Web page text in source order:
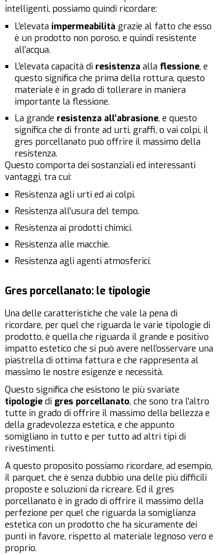
intelligenti, possiamo quindi ricordare:
L’elevata impermeabilità grazie al fatto che esso
è un prodotto non poroso, e quindi resistente
all’acqua.
L’elevata capacità di resistenza alla flessione, e
questo significa che prima della rottura, questo
materiale è in grado di tollerare in maniera
importante la flessione.
La grande resistenza all’abrasione, e questo
significa che di fronte ad urti, graffi, o vai colpi, il
gres porcellanato può offrire il massimo della
resistenza.
Questo comporta dei sostanziali ed interessanti
vantaggi, tra cui:
Resistenza agli urti ed ai colpi.
Resistenza all’usura del tempo.
Resistenza ai prodotti chimici.
Resistenza alle macchie.
Resistenza agli agenti atmosferici.
Gres porcellanato: le tipologie
Una delle caratteristiche che vale la pena di
ricordare, per quel che riguarda le varie tipologie di
prodotto, è quella che riguarda il grande e positivo
impatto estetico che si può avere nell’osservare una
piastrella di ottima fattura e che rappresenta al
massimo le nostre esigenze e necessità.
Questo significa che esistono le più svariate
tipologie di gres porcellanato, che sono tra l’altro
tutte in grado di offrire il massimo della bellezza e
della gradevolezza estetica, e che appunto
somigliano in tutto e per tutto ad altri tipi di
rivestimenti.
A questo proposito possiamo ricordare, ad esempio,
il parquet, che è senza dubbio una delle più difficili
proposte e soluzioni da ricreare. Ed il gres
porcellanato è in grado di offrire il massimo della
perfezione per quel che riguarda la somiglianza
estetica con un prodotto che ha sicuramente dei
punti in favore, rispetto al materiale legnoso vero e
proprio.